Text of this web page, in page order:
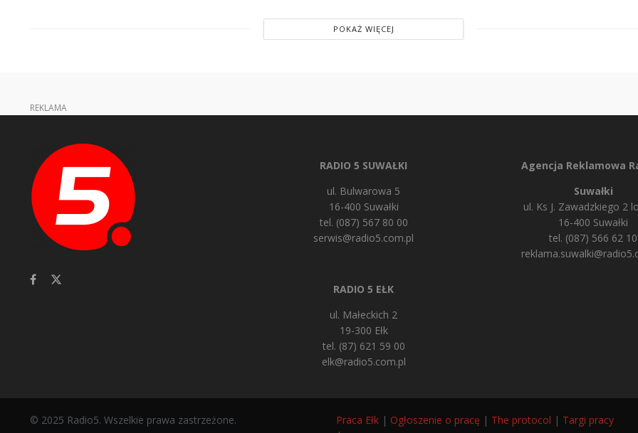
POKAŻ WIĘCEJ
REKLAMA
RADIO 5 SUWAŁKI
ul. Bulwarowa 5
16-400 Suwałki
tel. (087) 567 80 00
serwis@radio5.com.pl
RADIO 5 EŁK
ul. Małeckich 2
19-300 Ełk
tel. (87) 621 59 00
elk@radio5.com.pl
Agencja Reklamowa
Suwałki
ul. Ks J. Zawadzkiego 2
16-400 Suwałki
tel. (087) 566 62 10
© 2025 Radio5. Wszelkie prawa zastrzeżone. Praca Ełk | Ogłoszenie o pracę | The protocol | Targi pracy